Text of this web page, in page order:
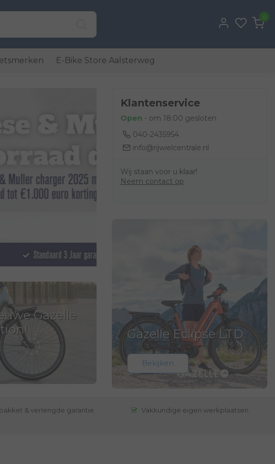
0
E-Bike Store Aalsterweg
Gazelle
Klantenservice
Open - om 18:00 gesloten
040-2435954
info@rijwielcentrale.nl
Wij staan voor u klaar!
Neem contact op
Gazelle Eclipse LTD
Bekijken
& verlengde garantie Vakkundige eigen werkplaatsen